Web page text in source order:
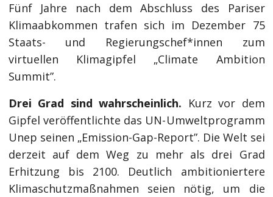
Fünf Jahre nach dem Abschluss des Pariser
Klimaabkommen trafen sich im Dezember 75
Staats- und Regierungschef*innen zum
virtuellen Klimagipfel „Climate Ambition
Summit”.
Drei Grad sind wahrscheinlich. Kurz vor dem
Gipfel veröffentlichte das UN-Umweltprogramm
Unep seinen „Emission-Gap-Report”. Die Welt sei
derzeit auf dem Weg zu mehr als drei Grad
Erhitzung bis 2100. Deutlich ambitioniertere
Klimaschutzmaßnahmen seien nötig, um die